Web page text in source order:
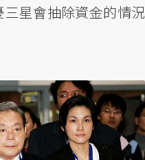
星會抽除資金的情況